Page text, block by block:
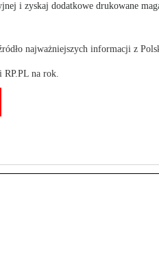
i zyskaj dodatkowe drukowane
najważniejszych informacji z
RP.PL na rok.